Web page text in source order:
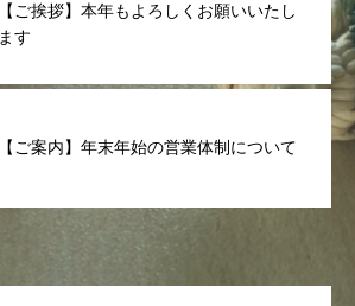
【ご挨拶】本年もよろしくお願いいたし
ます
【ご案内】年末年始の営業体制について